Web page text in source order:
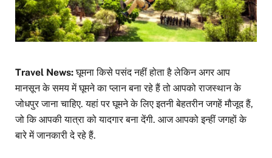
Travel News:घूमना किसे पसंद नहीं होता है लेकिन अगर आप
मानसून के समय में घूमने का प्लान बना रहे हैं तो आपको राजस्थान के
जोधपुर जाना चाहिए. यहां पर घूमने के लिए इतनी बेहतरीन जगहें मौजूद हैं,
जो कि आपकी यात्रा को यादगार बना देंगी. आज आपको इन्हीं जगहों के
बारे में जानकारी दे रहे हैं.